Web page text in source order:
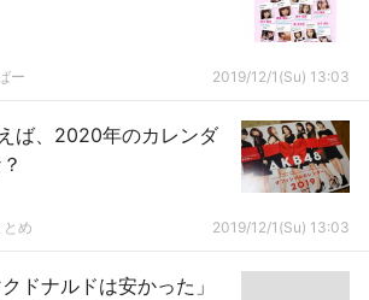
ー 2019/12/1(Su) 13:03
ば、2020年のカレンダ
め 2019/12/1(Su) 13:03
ドナルドは安かった」